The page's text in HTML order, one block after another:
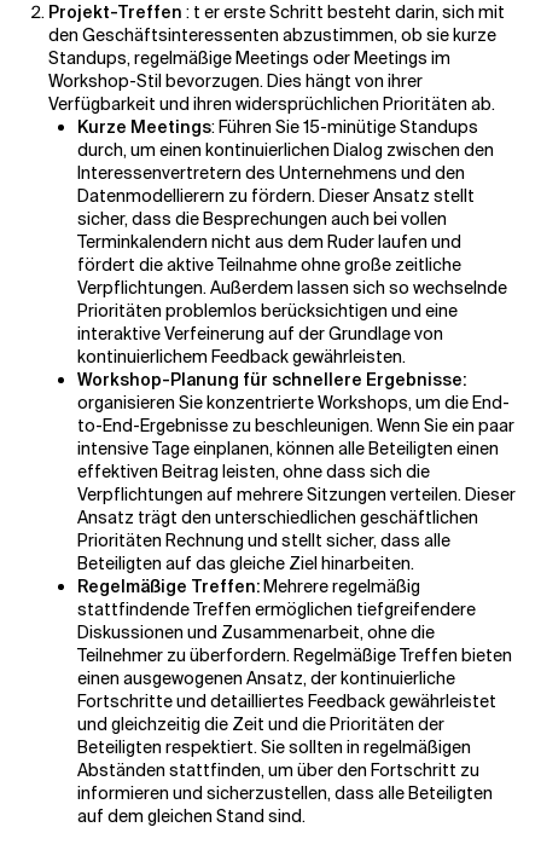
Projekt-Treffen : t er erste Schritt besteht darin, sich mit
den Geschäftsinteressenten abzustimmen, ob sie kurze
Standups, regelmäßige Meetings oder Meetings im
Workshop-Stil bevorzugen. Dies hängt von ihrer
Verfügbarkeit und ihren widersprüchlichen Prioritäten ab.
Kurze Meetings: Führen Sie 15-minütige Standups
durch, um einen kontinuierlichen Dialog zwischen den
Interessenvertretern des Unternehmens und den
Datenmodellierern zu fördern. Dieser Ansatz stellt
sicher, dass die Besprechungen auch bei vollen
Terminkalendern nicht aus dem Ruder laufen und
fördert die aktive Teilnahme ohne große zeitliche
Verpflichtungen. Außerdem lassen sich so wechselnde
Prioritäten problemlos berücksichtigen und eine
interaktive Verfeinerung auf der Grundlage von
kontinuierlichem Feedback gewährleisten.
Workshop-Planung für schnellere Ergebnisse:
organisieren Sie konzentrierte Workshops, um die End-
to-End-Ergebnisse zu beschleunigen. Wenn Sie ein paar
intensive Tage einplanen, können alle Beteiligten einen
effektiven Beitrag leisten, ohne dass sich die
Verpflichtungen auf mehrere Sitzungen verteilen. Dieser
Ansatz trägt den unterschiedlichen geschäftlichen
Prioritäten Rechnung und stellt sicher, dass alle
Beteiligten auf das gleiche Ziel hinarbeiten.
Regelmäßige Treffen:Mehrere regelmäßig
stattfindende Treffen ermöglichen tiefgreifendere
Diskussionen und Zusammenarbeit, ohne die
Teilnehmer zu überfordern. Regelmäßige Treffen bieten
einen ausgewogenen Ansatz, der kontinuierliche
Fortschritte und detailliertes Feedback gewährleistet
und gleichzeitig die Zeit und die Prioritäten der
Beteiligten respektiert. Sie sollten in regelmäßigen
Abständen stattfinden, um über den Fortschritt zu
informieren und sicherzustellen, dass alle Beteiligten
auf dem gleichen Stand sind.